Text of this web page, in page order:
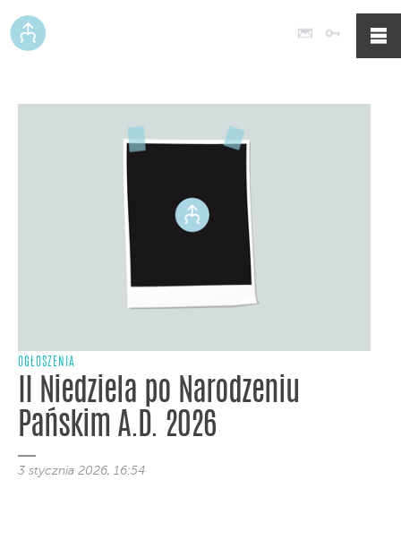
Poczta
OGŁOSZENIA
II Niedziela po Narodzeniu
Pańskim A.D. 2026
3 stycznia 2026, 16:54